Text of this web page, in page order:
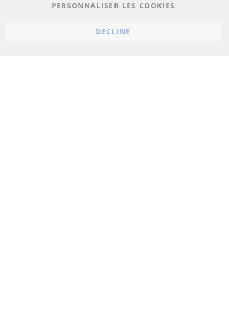
Conditions générales
PERSONNALISER LES COOKIES
DECLINE